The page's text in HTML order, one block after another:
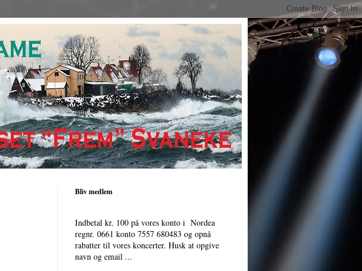
Bliv medlem
Indbetal kr. 100 på vores konto i Nordea
regnr. 0661 konto 7557 680483 og opnå
rabatter til vores koncerter. Husk at opgive
navn og email ...